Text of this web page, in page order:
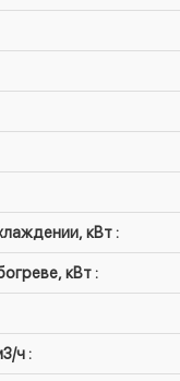
кВт :
кВт :
ч :